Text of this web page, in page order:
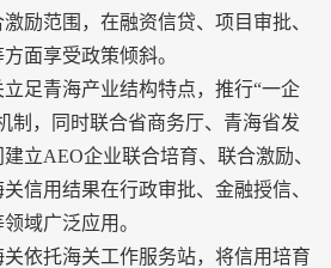
励范围，在融资信贷、项目审批、
面享受政策倾斜。
青海产业结构特点，推行“一企
制，同时联合省商务厅、青海省发
立AEO企业联合培育、联合激励、
信用结果在行政审批、金融授信、
域广泛应用。
托海关工作服务站，将信用培育